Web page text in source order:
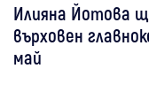
Илияна Йотова
върховен
май